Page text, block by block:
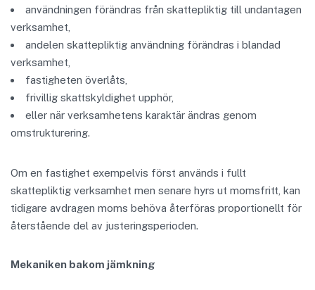
användningen förändras från skattepliktig till undantagen
verksamhet,
andelen skattepliktig användning förändras i blandad
verksamhet,
fastigheten överlåts,
frivillig skattskyldighet upphör,
eller när verksamhetens karaktär ändras genom
omstrukturering.
Om en fastighet exempelvis först används i fullt
skattepliktig verksamhet men senare hyrs ut momsfritt, kan
tidigare avdragen moms behöva återföras proportionellt för
återstående del av justeringsperioden.
Mekaniken bakom jämkning